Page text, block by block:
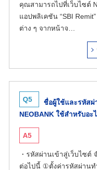
คุณสามารถไปที่เว็บไซต์
แอปพลิเคชัน “SBI
ต่าง ๆ จากหน้าจ…
Q5
ชื่อผู้ใช้และรหัสผ่
NEOBANK ใช้สำหรับอะ
A5
・รหัสผ่านเข้าสู่เว็บไซต์
ต่อไปนี้ ①ตั้งค่ารหัสผ่านท